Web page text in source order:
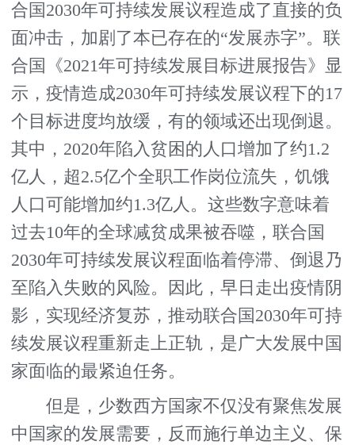
合国2030年可持续发展议程造成了直接的负
面冲击，加剧了本已存在的“发展赤字”。联
合国《2021年可持续发展目标进展报告》显
示，疫情造成2030年可持续发展议程下的17
个目标进度均放缓，有的领域还出现倒退。
其中，2020年陷入贫困的人口增加了约1.2
亿人，超2.5亿个全职工作岗位流失，饥饿
人口可能增加约1.3亿人。这些数字意味着
过去10年的全球减贫成果被吞噬，联合国
2030年可持续发展议程面临着停滞、倒退乃
至陷入失败的风险。因此，早日走出疫情阴
影，实现经济复苏，推动联合国2030年可持
续发展议程重新走上正轨，是广大发展中国
家面临的最紧迫任务。
但是，少数西方国家不仅没有聚焦发展
中国家的发展需要，反而施行单边主义、保